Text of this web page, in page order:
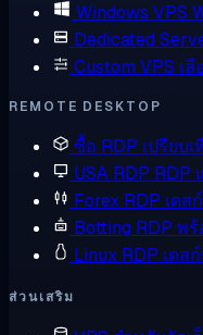
Windows VPS
Dedicated
Custom VPS เ
REMOTE DESKTOP
ซื้อ RDP เปรียบ
USA RDP RDP
Forex RDP เดส
Botting RDP พร้
Linux RDP เดส
ส่วนเสริม